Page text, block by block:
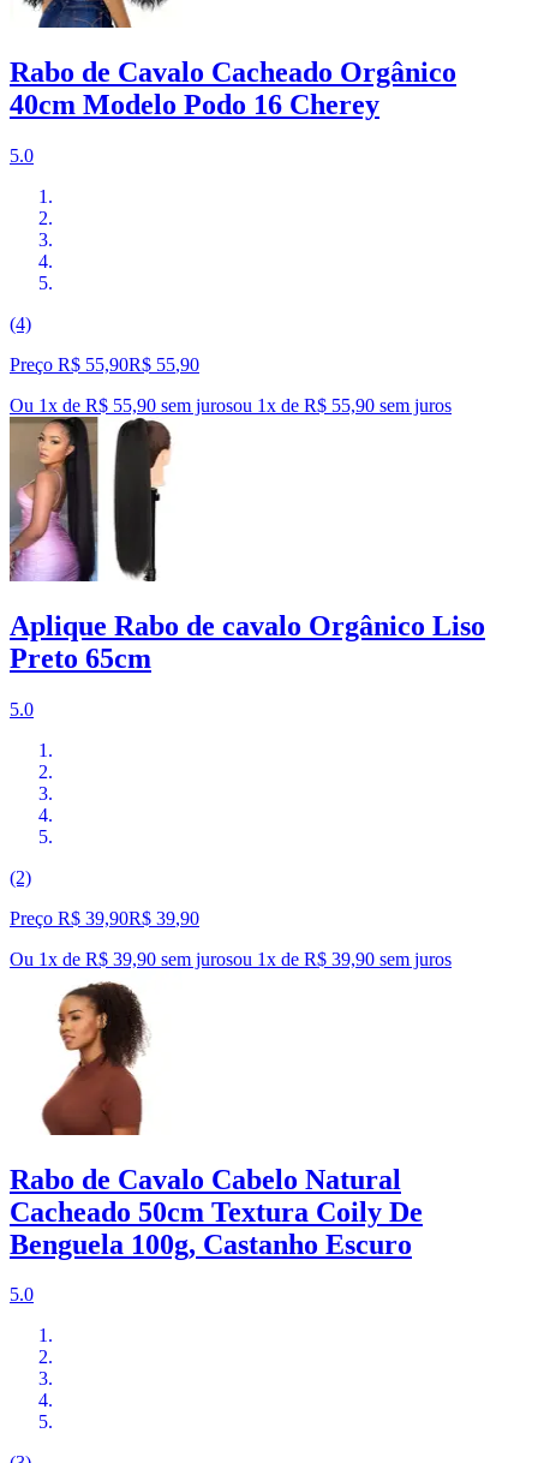
Rabo de Cavalo Cacheado Orgânico
40cm Modelo Podo 16 Cherey
5.0
(4)
Preço R$ 55,90R$ 55,90
Ou 1x de R$ 55,90 sem jurosou 1x de R$ 55,90 sem juros
Aplique Rabo de cavalo Orgânico Liso
Preto 65cm
5.0
(2)
Preço R$ 39,90R$ 39,90
Ou 1x de R$ 39,90 sem jurosou 1x de R$ 39,90 sem juros
Rabo de Cavalo Cabelo Natural
Cacheado 50cm Textura Coily De
Benguela 100g, Castanho Escuro
5.0